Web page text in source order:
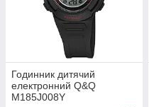
Годинник дитячий
електронний Q&Q
M185J008Y